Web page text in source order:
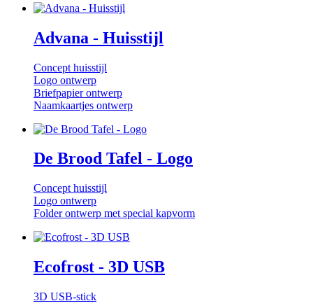
Advana - Huisstijl
Concept huisstijl
Logo ontwerp
Briefpapier ontwerp
Naamkaartjes ontwerp
De Brood Tafel - Logo
Concept huisstijl
Logo ontwerp
Folder ontwerp met special kapvorm
Ecofrost - 3D USB
3D USB-stick